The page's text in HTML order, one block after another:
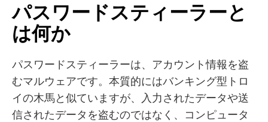
パスワードスティーラーと
は何か
パスワードスティーラーは、アカウント情報を盗
むマルウェアです。本質的にはバンキング型トロ
イの木馬と似ていますが、入力されたデータや送
信されたデータを盗むのではなく、コンピュータ